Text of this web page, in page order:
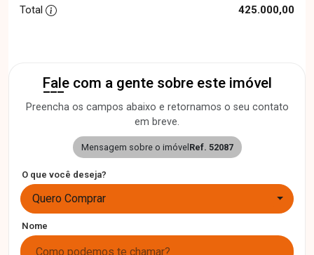
Total
425.000,00
Fale com a gente sobre este imóvel
Preencha os campos abaixo e retornamos o seu contato
em breve.
Mensagem sobre o imóvel Ref. 52087
O que você deseja?
Quero Comprar
Nome